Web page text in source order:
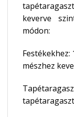
keverve
módon:
Festékekhez:
mészhez